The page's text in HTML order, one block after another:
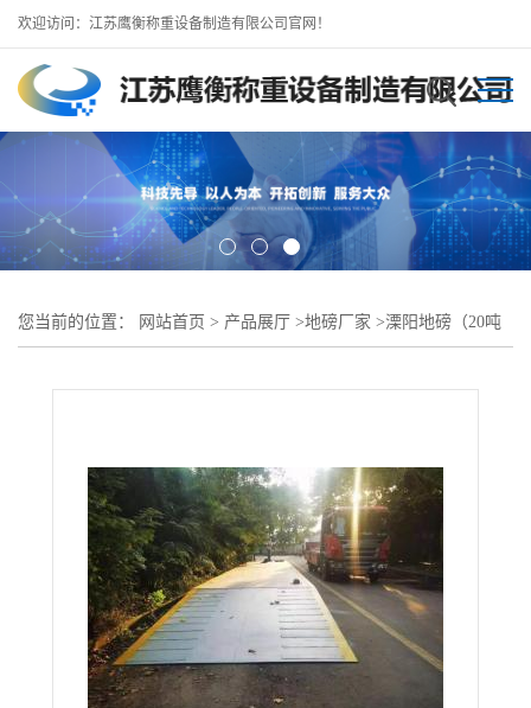
欢迎访问：江苏鹰衡称重设备制造有限公司官网！
您当前的位置： 网站首页 > 产品展厅 >地磅厂家 >溧阳地磅（20吨